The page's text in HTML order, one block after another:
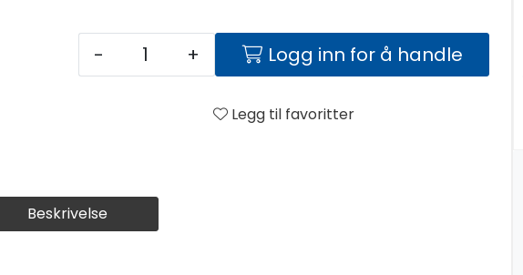
Beskrivelse
- + Logg inn for å handle
Legg til favoritter